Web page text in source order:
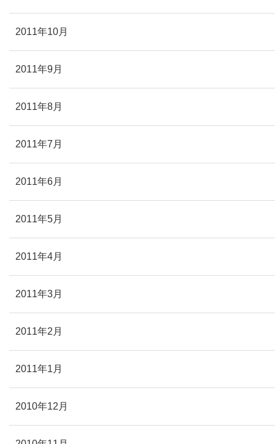
2011年10月
2011年9月
2011年8月
2011年7月
2011年6月
2011年5月
2011年4月
2011年3月
2011年2月
2011年1月
2010年12月